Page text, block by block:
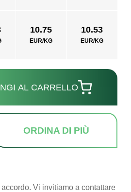
10.75
EUR/KG
10.53
EUR/KG
AL CARRELLO
ORDINA DI PIÙ
Vi invitiamo a contattare